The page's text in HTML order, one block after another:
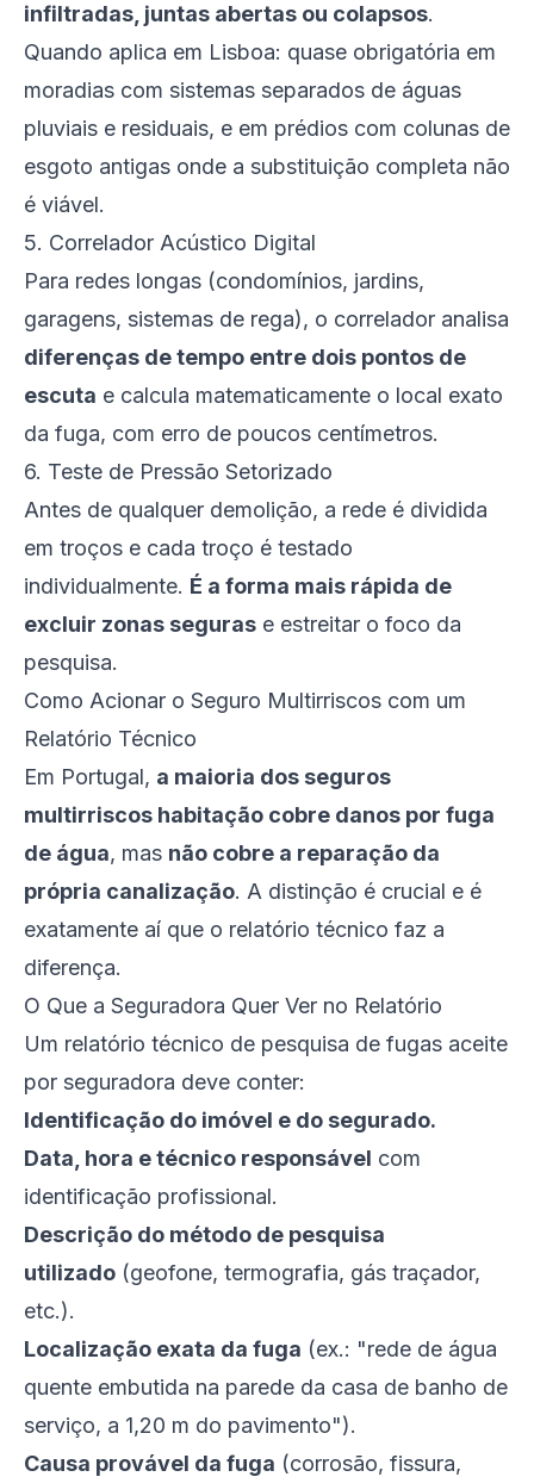
infiltradas, juntas abertas ou colapsos.
Quando aplica em Lisboa: quase obrigatória em
moradias com sistemas separados de águas
pluviais e residuais, e em prédios com colunas de
esgoto antigas onde a substituição completa não
é viável.
5. Correlador Acústico Digital
Para redes longas (condomínios, jardins,
garagens, sistemas de rega), o correlador analisa
diferenças de tempo entre dois pontos de
escuta e calcula matematicamente o local exato
da fuga, com erro de poucos centímetros.
6. Teste de Pressão Setorizado
Antes de qualquer demolição, a rede é dividida
em troços e cada troço é testado
individualmente. É a forma mais rápida de
excluir zonas seguras e estreitar o foco da
pesquisa.
Como Acionar o Seguro Multirriscos com um
Relatório Técnico
Em Portugal, a maioria dos seguros
multirriscos habitação cobre danos por fuga
de água, mas não cobre a reparação da
própria canalização. A distinção é crucial e é
exatamente aí que o relatório técnico faz a
diferença.
O Que a Seguradora Quer Ver no Relatório
Um relatório técnico de pesquisa de fugas aceite
por seguradora deve conter:
Identificação do imóvel e do segurado.
Data, hora e técnico responsável com
identificação profissional.
Descrição do método de pesquisa
utilizado (geofone, termografia, gás traçador,
etc.).
Localização exata da fuga (ex.: "rede de água
quente embutida na parede da casa de banho de
serviço, a 1,20 m do pavimento").
Causa provável da fuga (corrosão, fissura,